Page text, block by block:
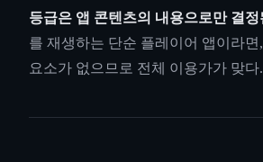
등급은 앱 콘텐츠의 내용으로만 결정
를 재생하는 단순 플레이어 앱이라면,
요소가 없으므로 전체 이용가가 맞다.